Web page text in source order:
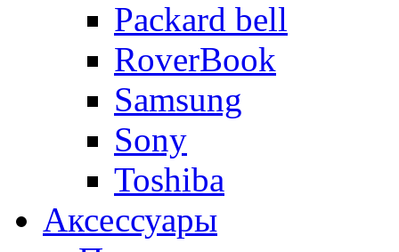
Packard bell
RoverBook
Samsung
Sony
Toshiba
Аксессуары